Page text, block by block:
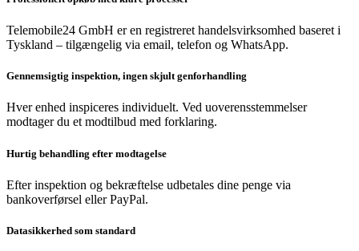
Telemobile24 GmbH er en registreret handelsvirksomhed baseret i
Tyskland – tilgængelig via email, telefon og WhatsApp.
Gennemsigtig inspektion, ingen skjult genforhandling
Hver enhed inspiceres individuelt. Ved uoverensstemmelser
modtager du et modtilbud med forklaring.
Hurtig behandling efter modtagelse
Efter inspektion og bekræftelse udbetales dine penge via
bankoverførsel eller PayPal.
Datasikkerhed som standard